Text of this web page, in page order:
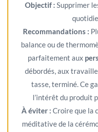
Objectif : Supprimer
Recommandations :
balance ou de
parfaitement aux
débordés, aux
tasse, terminé. Ce
l’intérêt du produit
À éviter : Croire que la
méditative de la